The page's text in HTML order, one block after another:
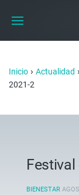
Inicio › Actualidad ›
2021-2
BIENESTAR